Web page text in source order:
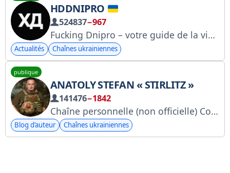
HDDNIPRO
524837−967
Fucking Dnipro – votre guide de la vie citadine ! L'actualité que vous créez ! Contenu ici @hydneprbot
Actualités Chaînes ukrainiennes
publique
ANATOLY STEFAN « STIRLITZ »
141476−1842
Chaîne personnelle (non officielle) Compte secondaire : @shtirlitz911
Blog d’auteur Chaînes ukrainiennes